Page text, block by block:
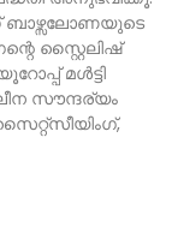
ബാഴ്സലോണയുടെ
സ്റ്റൈലിഷ്
മൾട്ടി
സൗന്ദര്യം